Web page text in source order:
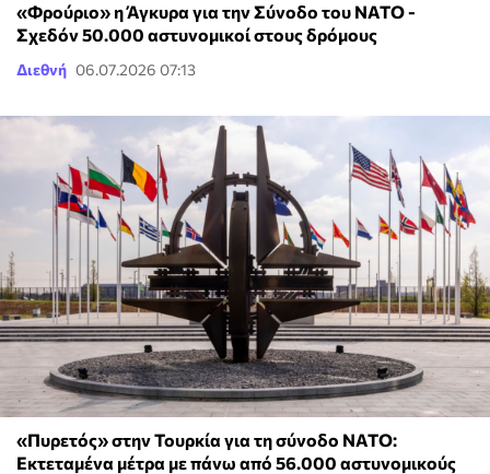
«Φρούριο» η Άγκυρα για την Σύνοδο του ΝΑΤΟ -
Σχεδόν 50.000 αστυνομικοί στους δρόμους
Διεθνή 06.07.2026 07:13
«Πυρετός» στην Τουρκία για τη σύνοδο ΝΑΤΟ:
Εκτεταμένα μέτρα με πάνω από 56.000 αστυνομικούς